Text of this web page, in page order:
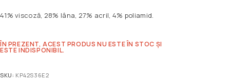
41% viscoză, 28% lâna, 27% acril, 4% poliamid.
ÎN PREZENT, ACEST PRODUS NU ESTE ÎN STOC ȘI
ESTE INDISPONIBIL.
SKU: KP42S36E2